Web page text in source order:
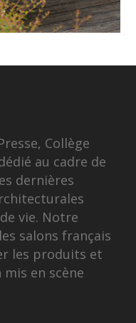
Collège
au cadre de
dernières
vie. Notre
salons français
les produits et
en scène